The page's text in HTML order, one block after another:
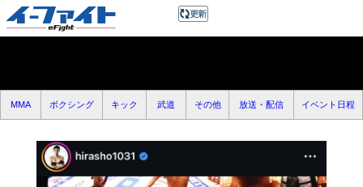
MMA ボクシング キック 武道 その他 放送・配信 イベント日程